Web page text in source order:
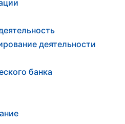
деятельности
банка